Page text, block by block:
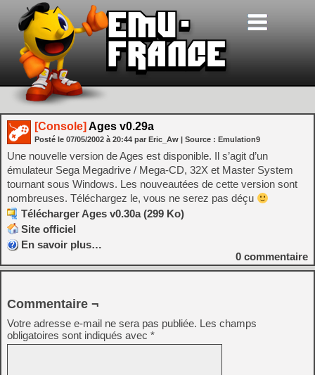
[Console] Ages v0.29a
Posté le 07/05/2002 à 20:44 par Eric_Aw | Source : Emulation9
Une nouvelle version de Ages est disponible. Il s’agit d’un
émulateur Sega Megadrive / Mega-CD, 32X et Master System
tournant sous Windows. Les nouveautées de cette version sont
nombreuses. Téléchargez le, vous ne serez pas déçu
Télécharger Ages v0.30a (299 Ko)
Site officiel
En savoir plus…
0 commentaire
Commentaire ¬
Votre adresse e-mail ne sera pas publiée. Les champs
obligatoires sont indiqués avec *